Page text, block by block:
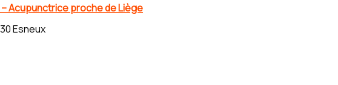
Acupunctrice proche de Liège
Esneux